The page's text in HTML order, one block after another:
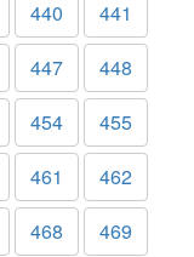
440
441
447
448
454
455
461
462
468
469